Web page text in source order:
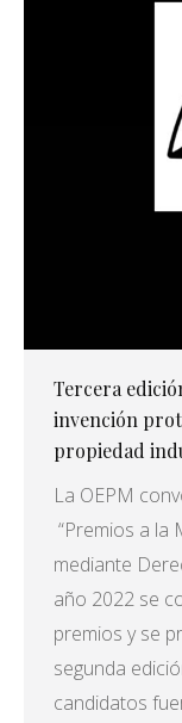
Tercera
invención
propiedad
La OEPM
“Premios a la
mediante
año 2022 se
premios y se
segunda
candidatos